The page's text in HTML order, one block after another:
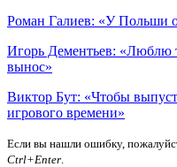
Роман Галиев: «У Польши
Игорь Дементьев: «Люблю
вынос»
Виктор Бут: «Чтобы
игрового времени»
Если вы нашли ошибку,
Ctrl+Enter